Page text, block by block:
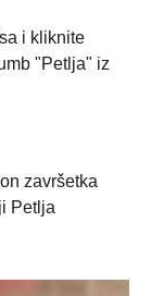
i kliknite
"Petlja" iz
završetka
Petlja